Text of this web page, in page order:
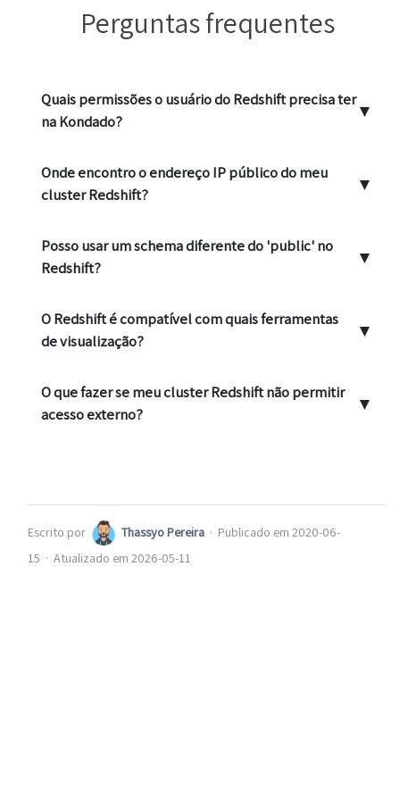
Perguntas frequentes
Quais permissões o usuário do Redshift precisa ter
na Kondado?
▼
Onde encontro o endereço IP público do meu
cluster Redshift?
▼
Posso usar um schema diferente do 'public' no
Redshift?
▼
O Redshift é compatível com quais ferramentas
de visualização?
▼
O que fazer se meu cluster Redshift não permitir
acesso externo?
▼
Escrito por Thassyo Pereira · Publicado em 2020-06-
15 · Atualizado em 2026-05-11